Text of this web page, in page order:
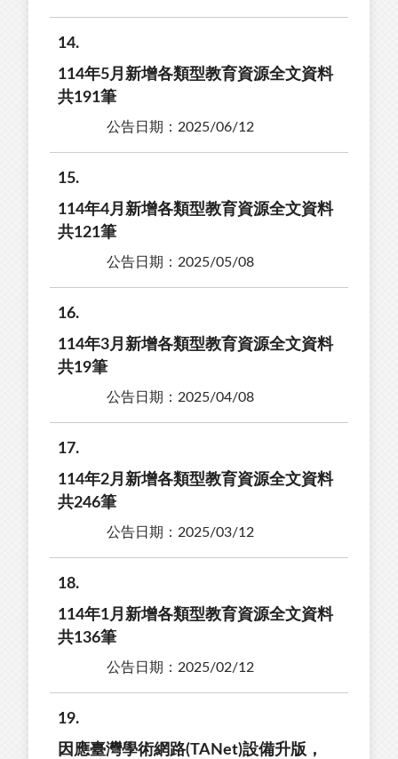
14
114年5月新增各類型教育資源全文資料
共191筆
公告日期：2025/06/12
15
114年4月新增各類型教育資源全文資料
共121筆
公告日期：2025/05/08
16
114年3月新增各類型教育資源全文資料
共19筆
公告日期：2025/04/08
17
114年2月新增各類型教育資源全文資料
共246筆
公告日期：2025/03/12
18
114年1月新增各類型教育資源全文資料
共136筆
公告日期：2025/02/12
19
因應臺灣學術網路(TANet)設備升版，